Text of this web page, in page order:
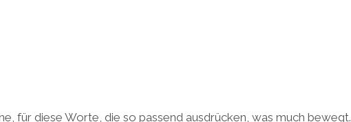
für diese Worte, die so passend ausdrücken, was much bewegt.